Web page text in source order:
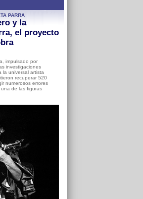
PARRA
y la
el proyecto
impulsado por
investigaciones
la universal artista
recuperar 520
numerosos errores
de las figuras